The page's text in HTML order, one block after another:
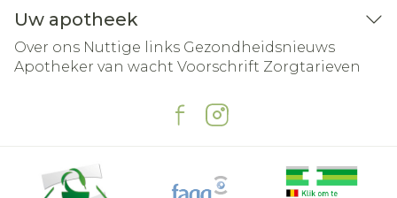
Uw apotheek
Over ons Nuttige links Gezondheidsnieuws
Apotheker van wacht Voorschrift Zorgtarieven